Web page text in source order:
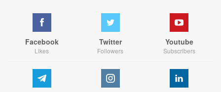
Facebook
Likes
Twitter
Followers
Youtube
Subscribers